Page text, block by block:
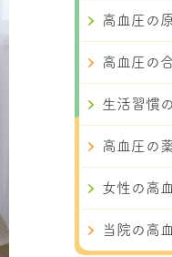
高血圧の
高血圧の
生活習慣
高血圧の
女性の高
当院の高